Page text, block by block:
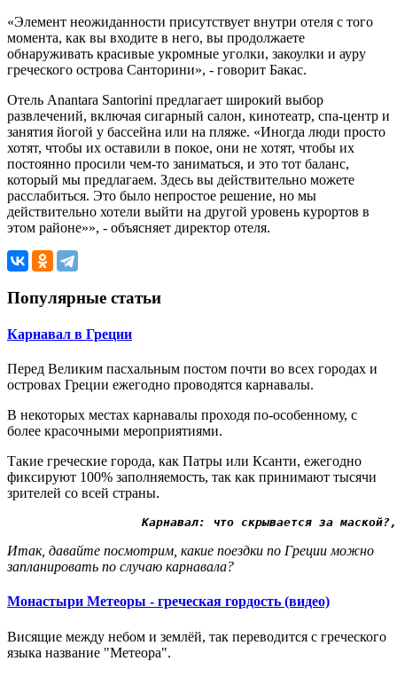
«Элемент неожиданности присутствует внутри отеля с того
момента, как вы входите в него, вы продолжаете
обнаруживать красивые укромные уголки, закоулки и ауру
греческого острова Санторини», - говорит Бакас.
Отель Anantara Santorini предлагает широкий выбор
развлечений, включая сигарный салон, кинотеатр, спа-центр и
занятия йогой у бассейна или на пляже. «Иногда люди просто
хотят, чтобы их оставили в покое, они не хотят, чтобы их
постоянно просили чем-то заниматься, и это тот баланс,
который мы предлагаем. Здесь вы действительно можете
расслабиться. Это было непростое решение, но мы
действительно хотели выйти на другой уровень курортов в
этом районе»», - объясняет директор отеля.
Популярные статьи
Карнавал в Греции
Перед Великим пасхальным постом почти во всех городах и
островах Греции ежегодно проводятся карнавалы.
В некоторых местах карнавалы проходя по-особенному, с
более красочными мероприятиями.
Такие греческие города, как Патры или Ксанти, ежегодно
фиксируют 100% заполняемость, так как принимают тысячи
зрителей со всей страны.
Карнавал: что скрывается за маской?,
Итак, давайте посмотрим, какие поездки по Греции можно
запланировать по случаю карнавала?
Монастыри Метеоры - греческая гордость (видео)
Висящие между небом и землёй, так переводится с греческого
языка название "Метеора".